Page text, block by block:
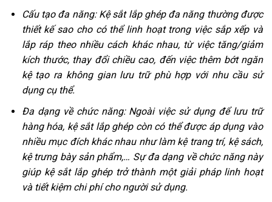
Cấu tạo đa năng: Kệ sắt lắp ghép đa năng thường được
thiết kế sao cho có thể linh hoạt trong việc sắp xếp và
lắp ráp theo nhiều cách khác nhau, từ việc tăng/giảm
kích thước, thay đổi chiều cao, đến việc thêm bớt ngăn
kệ tạo ra không gian lưu trữ phù hợp với nhu cầu sử
dụng cụ thể.
Đa dạng về chức năng: Ngoài việc sử dụng để lưu trữ
hàng hóa, kệ sắt lắp ghép còn có thể được áp dụng vào
nhiều mục đích khác nhau như làm kệ trang trí, kệ sách,
kệ trưng bày sản phẩm,… Sự đa dạng về chức năng này
giúp kệ sắt lắp ghép trở thành một giải pháp linh hoạt
và tiết kiệm chi phí cho người sử dụng.